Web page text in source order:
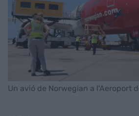
Un avió de Norwegian a l'Aeroport